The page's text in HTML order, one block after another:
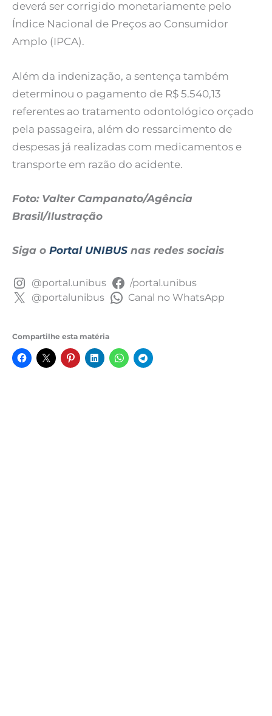
deverá ser corrigido monetariamente pelo
Índice Nacional de Preços ao Consumidor
Amplo (IPCA).
Além da indenização, a sentença também
determinou o pagamento de R$ 5.540,13
referentes ao tratamento odontológico orçado
pela passageira, além do ressarcimento de
despesas já realizadas com medicamentos e
transporte em razão do acidente.
Foto: Valter Campanato/Agência
Brasil/Ilustração
Siga o Portal UNIBUS nas redes sociais
@portal.unibus
/portal.unibus
@portalunibus
Canal no WhatsApp
Compartilhe esta matéria